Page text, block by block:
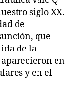
siglo XX.
de
que
de la
en
y en el